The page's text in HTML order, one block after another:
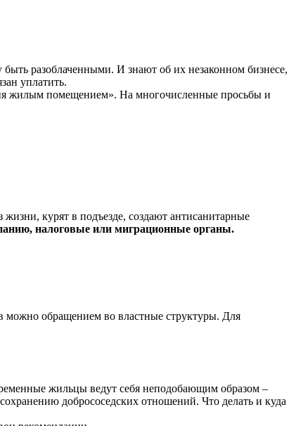
разоблаченными. И знают об их незаконном бизнесе,
уплатить.
жилым помещением». На многочисленные просьбы и
курят в подъезде, создают антисанитарные
налоговые или миграционные органы.
можно обращением во властные структуры. Для
жильцы ведут себя неподобающим образом –
добрососедских отношений. Что делать и куда